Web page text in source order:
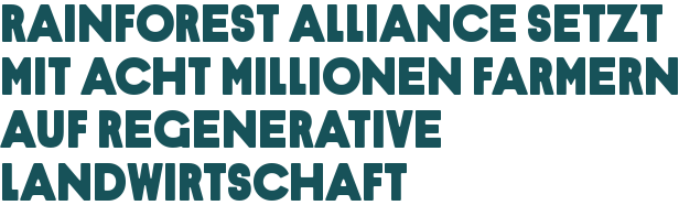
Rainforest Alliance setzt
mit acht Millionen Farmern
auf regenerative
Landwirtschaft